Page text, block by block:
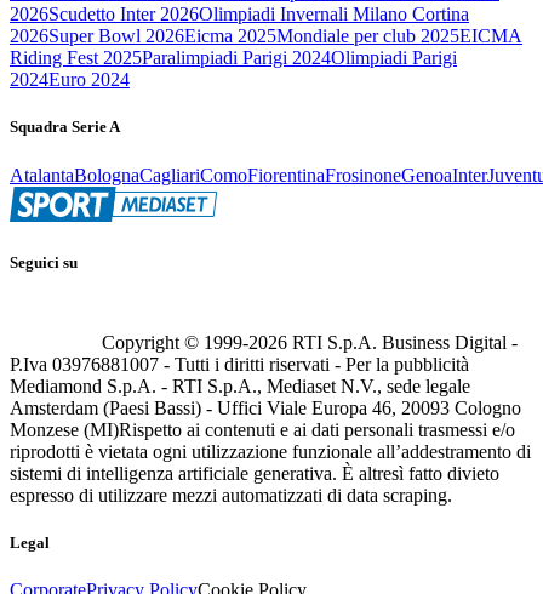
2026Scudetto Inter 2026Olimpiadi Invernali Milano Cortina
2026Super Bowl 2026Eicma 2025Mondiale per club 2025EICMA
Riding Fest 2025Paralimpiadi Parigi 2024Olimpiadi Parigi
2024Euro 2024
Squadra Serie A
AtalantaBolognaCagliariComoFiorentinaFrosinoneGenoaInter
Seguici su
Copyright © 1999-2026 RTI S.p.A. Business Digital -
P.Iva 03976881007 - Tutti i diritti riservati - Per la pubblicità
Mediamond S.p.A. - RTI S.p.A., Mediaset N.V., sede legale
Amsterdam (Paesi Bassi) - Uffici Viale Europa 46, 20093 Cologno
Monzese (MI)Rispetto ai contenuti e ai dati personali trasmessi e/o
riprodotti è vietata ogni utilizzazione funzionale all’addestramento di
sistemi di intelligenza artificiale generativa. È altresì fatto divieto
espresso di utilizzare mezzi automatizzati di data scraping.
Legal